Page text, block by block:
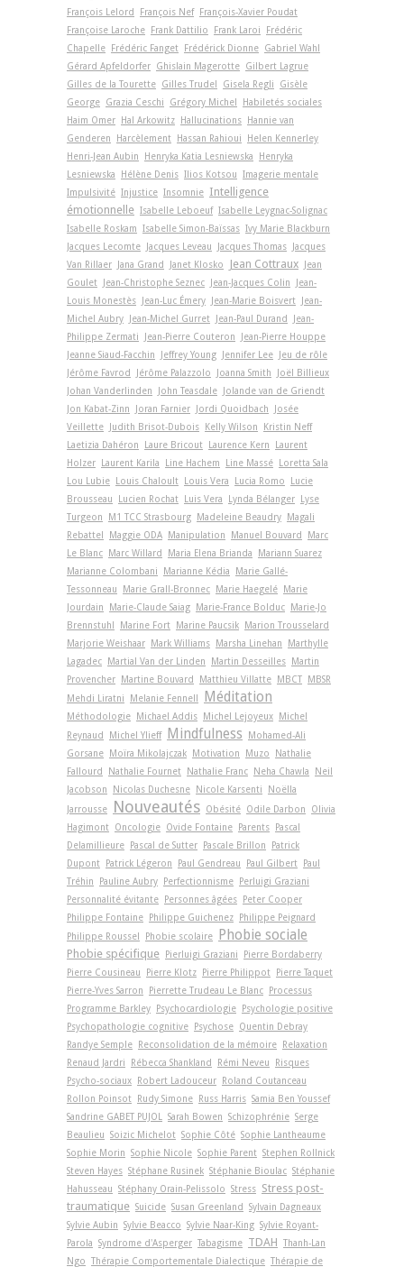
François Lelord
François Nef François-Xavier Poudat
Françoise Laroche Frank Dattilio Frank Laroi
Frédéric
Chapelle Frédéric Fanget Frédérick Dionne Gabriel Wahl
Gérard Apfeldorfer Ghislain Magerotte Gilbert Lagrue
Gilles de la Tourette Gilles Trudel Gisela Regli
Gisèle
George Grazia Ceschi Grégory Michel
Habiletés sociales
Haim Omer Hal Arkowitz Hallucinations Hannie van
Genderen
Harcèlement Hassan Rahioui
Helen Kennerley
Henri-Jean Aubin
Henryka Katia Lesniewska
Henryka
Lesniewska
Hélène Denis Ilios Kotsou Imagerie mentale
Impulsivité Injustice Insomnie Intelligence
émotionnelle Isabelle Leboeuf Isabelle Leygnac-Solignac
Isabelle Roskam Isabelle Simon-Baïssas Ivy Marie Blackburn
Jacques Lecomte Jacques Leveau Jacques Thomas Jacques
Van Rillaer Jana Grand Janet Klosko Jean Cottraux Jean
Goulet Jean-Christophe Seznec Jean-Jacques Colin
Jean-
Louis Monestès Jean-Luc Émery Jean-Marie Boisvert Jean-
Michel Aubry Jean-Michel Gurret Jean-Paul Durand
Jean-
Philippe Zermati
Jean-Pierre Couteron
Jean-Pierre Houppe
Jeanne Siaud-Facchin
Jeffrey Young Jennifer Lee Jeu de rôle
Jérôme Favrod
Jérôme Palazzolo Joanna Smith
Joël Billieux
Johan Vanderlinden
John Teasdale Jolande van de Griendt
Jon Kabat-Zinn
Joran Farnier Jordi Quoidbach
Josée
Veillette Judith Brisot-Dubois Kelly Wilson
Kristin Neff
Laetizia Dahéron
Laure Bricout Laurence Kern
Laurent
Holzer Laurent Karila Line Hachem Line Massé Loretta Sala
Lou Lubie Louis Chaloult Louis Vera Lucia Romo
Lucie
Brousseau
Lucien Rochat Luis Vera Lynda Bélanger Lyse
Turgeon
M1 TCC Strasbourg Madeleine Beaudry Magali
Rebattel
Maggie ODA Manipulation Manuel Bouvard
Marc
Le Blanc Marc Willard Maria Elena Brianda
Mariann Suarez
Marianne Colombani
Marianne Kédia
Marie Gallé-
Tessonneau
Marie Grall-Bronnec Marie Haegelé Marie
Jourdain
Marie-Claude Saiag Marie-France Bolduc Marie-Jo
Brennstuhl
Marine Fort Marine Paucsik Marion Trousselard
Marjorie Weishaar Mark Williams Marsha Linehan
Marthylle
Lagadec Martial Van der Linden Martin Desseilles Martin
Provencher Martine Bouvard Matthieu Villatte MBCT MBSR
Mehdi Liratni
Melanie Fennell Méditation
Méthodologie Michael Addis Michel Lejoyeux Michel
Reynaud
Michel Ylieff Mindfulness
Mohamed-Ali
Gorsane Moïra Mikolajczak Motivation Muzo
Nathalie
Fallourd
Nathalie Fournet Nathalie Franc Neha Chawla
Neil
Jacobson
Nicolas Duchesne Nicole Karsenti
Noëlla
Jarrousse
Nouveautés Obésité Odile Darbon
Olivia
Hagimont Oncologie Ovide Fontaine Parents Pascal
Delamillieure Pascal de Sutter Pascale Brillon
Patrick
Dupont Patrick Légeron Paul Gendreau Paul Gilbert Paul
Tréhin
Pauline Aubry Perfectionnisme Perluigi Graziani
Personnalité évitante Personnes âgées Peter Cooper
Philippe Fontaine Philippe Guichenez Philippe Peignard
Philippe Roussel
Phobie scolaire Phobie sociale
Phobie spécifique Pierluigi Graziani
Pierre Bordaberry
Pierre Cousineau
Pierre Klotz Pierre Philippot Pierre Taquet
Pierre-Yves Sarron
Pierrette Trudeau Le Blanc Processus
Programme Barkley Psychocardiologie Psychologie positive
Psychopathologie cognitive Psychose Quentin Debray
Randye Semple Reconsolidation de la mémoire Relaxation
Renaud Jardri
Rébecca Shankland Rémi Neveu
Risques
Psycho-sociaux Robert Ladouceur Roland Coutanceau
Rollon Poinsot Rudy Simone Russ Harris Samia Ben Youssef
Sandrine GABET PUJOL
Sarah Bowen Schizophrénie Serge
Beaulieu Soizic Michelot Sophie Côté Sophie Lantheaume
Sophie Morin Sophie Nicole Sophie Parent Stephen Rollnick
Steven Hayes Stéphane Rusinek Stéphanie Bioulac Stéphanie
Hahusseau Stéphany Orain-Pelissolo Stress Stress post-
traumatique Suicide Susan Greenland Sylvain Dagneaux
Sylvie Aubin Sylvie Beacco Sylvie Naar-King Sylvie Royant-
Parola Syndrome d'Asperger Tabagisme TDAH Thanh-Lan
Ngo Thérapie Comportementale Dialectique Thérapie de